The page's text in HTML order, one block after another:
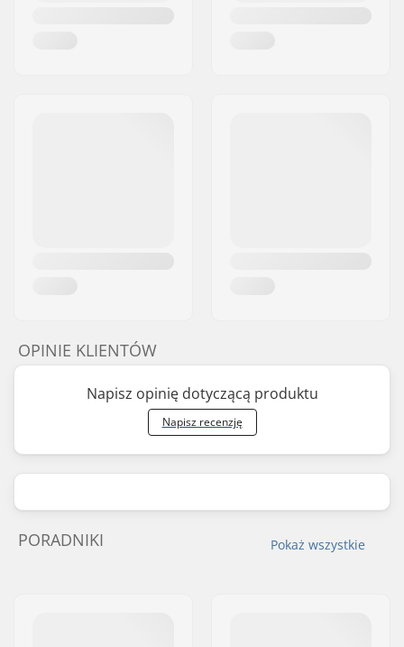
OPINIE KLIENTÓW
Napisz opinię dotyczącą produktu
Napisz recenzję
Pokaż wszystkie
PORADNIKI